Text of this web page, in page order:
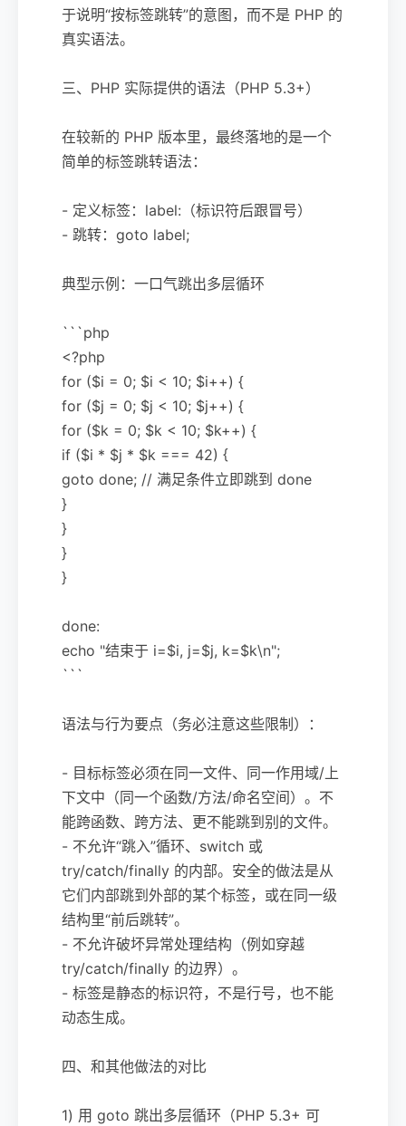
于说明“按标签跳转”的意图，而不是 PHP 的
真实语法。
三、PHP 实际提供的语法（PHP 5.3+）
在较新的 PHP 版本里，最终落地的是一个
简单的标签跳转语法：
- 定义标签：label:（标识符后跟冒号）
- 跳转：goto label;
典型示例：一口气跳出多层循环
```php
<?php
for ($i = 0; $i < 10; $i++) {
for ($j = 0; $j < 10; $j++) {
for ($k = 0; $k < 10; $k++) {
if ($i * $j * $k === 42) {
goto done; // 满足条件立即跳到 done
}
}
}
}
done:
echo "结束于 i=$i, j=$j, k=$k\n";
```
语法与行为要点（务必注意这些限制）：
- 目标标签必须在同一文件、同一作用域/上
下文中（同一个函数/方法/命名空间）。不
能跨函数、跨方法、更不能跳到别的文件。
- 不允许“跳入”循环、switch 或
try/catch/finally 的内部。安全的做法是从
它们内部跳到外部的某个标签，或在同一级
结构里“前后跳转”。
- 不允许破坏异常处理结构（例如穿越
try/catch/finally 的边界）。
- 标签是静态的标识符，不是行号，也不能
动态生成。
四、和其他做法的对比
1) 用 goto 跳出多层循环（PHP 5.3+ 可